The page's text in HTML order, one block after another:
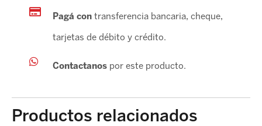
Pagá contransferencia bancaria, cheque,
tarjetas de débito y crédito.
Contactanospor este producto.
Productos relacionados